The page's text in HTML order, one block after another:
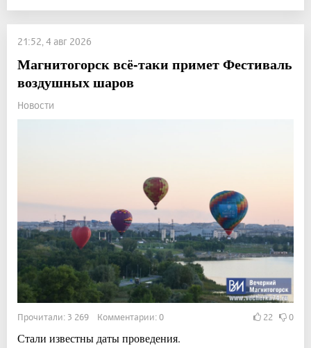
21:52, 4 авг 2026
Магнитогорск всё-таки примет Фестиваль
воздушных шаров
Новости
Прочитали: 3 269 Комментарии: 0 22 0
Стали известны даты проведения.